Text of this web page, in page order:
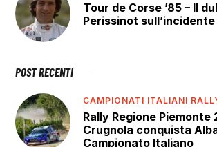
Tour de Corse ’85 – Il
Perissinot
POST RECENTI
CAMPIONATI ITALIANI
Rally Regione Piemonte
Crugnola conquista
Campionato Italiano